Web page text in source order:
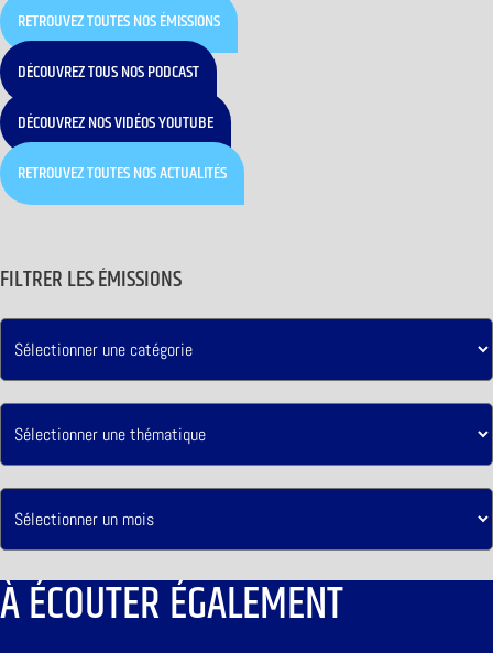
RETROUVEZ TOUTES NOS ÉMISSIONS
DÉCOUVREZ TOUS NOS PODCAST
DÉCOUVREZ NOS VIDÉOS YOUTUBE
RETROUVEZ TOUTES NOS ACTUALITÉS
FILTRER LES ÉMISSIONS
À ÉCOUTER ÉGALEMENT